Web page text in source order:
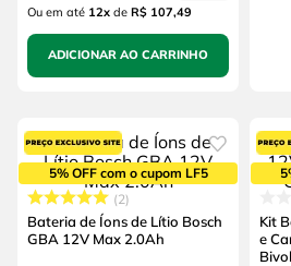
Ou em até 12xde R$ 107,49
ADICIONAR AO CARRINHO
5% OFF com o cupom LF5
2
Bateria de Íons de Lítio Bosch
GBA 12V Max 2.0Ah
Kit
e